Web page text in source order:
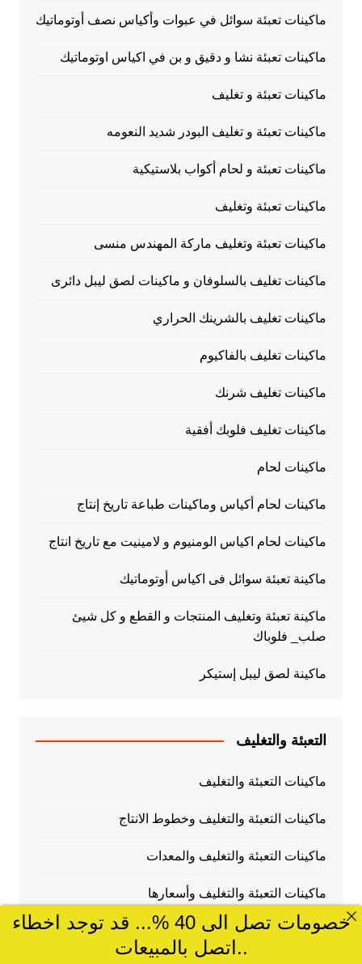
ماكينات تعبئة سوائل في عبوات وأكياس نصف أوتوماتيك
ماكينات تعبئة نشا و دقيق و بن في اكياس اوتوماتيك
ماكينات تعبئة و تغليف
ماكينات تعبئة و تغليف البودر شديد النعومه
ماكينات تعبئة و لحام أكواب بلاستيكية
ماكينات تعبئة وتغليف
ماكينات تعبئة وتغليف ماركة المهندس منسى
ماكينات تغليف بالسلوفان و ماكينات لصق ليبل دائرى
ماكينات تغليف بالشرينك الحراري
ماكينات تغليف بالفاكيوم
ماكينات تغليف شرنك
ماكينات تغليف فلوبك أفقية
ماكينات لحام
ماكينات لحام أكياس وماكينات طباعة تاريخ إنتاج
ماكينات لحام اكياس الومنيوم و لامينيت مع تاريخ انتاج
ماكينة تعبئة سوائل فى اكياس أوتوماتيك
ماكينة تعبئة وتغليف المنتجات و القطع و كل شيئ
صلب_ فلوباك
ماكينة لصق ليبل إستيكر
التعبئة والتغليف
ماكينات التعبئة والتغليف
ماكينات التعبئة والتغليف وخطوط الانتاج
ماكينات التعبئة والتغليف والمعدات
ماكينات التعبئة والتغليف وأسعارها
ماكينات التعبئة والتغليف للمشروعات الصغيره
خصومات تصل الى 40 %... قد توجد اخطاء
..اتصل بالمبيعات